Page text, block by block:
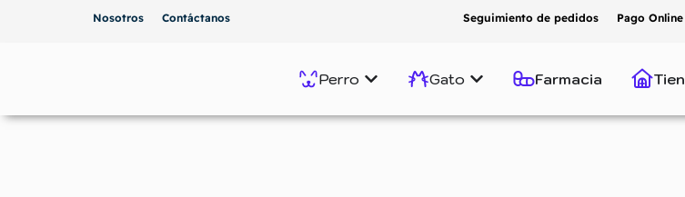
Nosotros Contáctanos Seguimiento de pedidos Pago Online
Perro Gato Farmacia